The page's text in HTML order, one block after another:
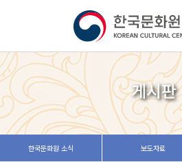
게시판
한국문화원 소식 보도자료